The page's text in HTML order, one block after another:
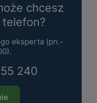
chcesz
eksperta (pn.-
240